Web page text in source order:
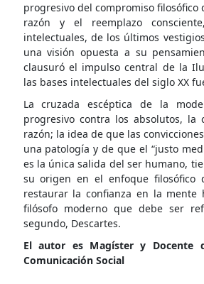
progresivo del compromiso filosófico
razón y el reemplazo
intelectuales, de los últimos
una visión opuesta a su
clausuró el impulso central de la
las bases intelectuales del siglo XX
La cruzada escéptica de la
progresivo contra los absolutos, la
razón; la idea de que las
una patología y de que el “justo
es la única salida del ser humano,
su origen en el enfoque filosófico
restaurar la confianza en la mente
filósofo moderno que debe ser
segundo, Descartes.
El autor es Magíster y Docente
Comunicación Social